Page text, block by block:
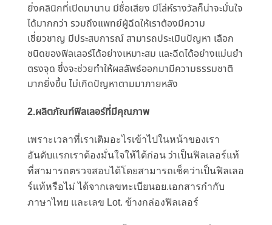
ยิ่งคลินิกที่เปิดมานาน มีชื่อเสียง มีโล่ห์รางวัลก็น่าจะมั่นใจ
ได้มากกว่า รวมถึงแพทย์ผู้ฉีดให้เราต้องมีความ
เชี่ยวชาญ มีประสบการณ์ สามารถประเมินปัญหา เลือก
ชนิดของฟิลเลอร์ได้อย่างเหมาะสม และฉีดได้อย่างแม่นยำ
ตรงจุด ซึ่งจะช่วยทำให้ผลลัพธ์ออกมามีความธรรมชาติ
มากยิ่งขึ้น ไม่เกิดปัญหาตามมาภายหลัง
2.ผลิตภัณฑ์ฟิลเลอร์ที่มีคุณภาพ
เพราะเวลาที่เราเติมอะไรเข้าไปในหน้าของเรา
อันดับแรกเราต้องมั่นใจให้ได้ก่อน ว่าเป็นฟิลเลอร์แท้
ที่สามารถตรวจสอบได้โดยสามารถเช็คว่าเป็นฟิลเลอ
ร์แท้หรือไม่ ได้จากเลขทะเบียนอย.เอกสารกำกับ
ภาษาไทย และเลข Lot. ข้างกล่องฟิลเลอร์